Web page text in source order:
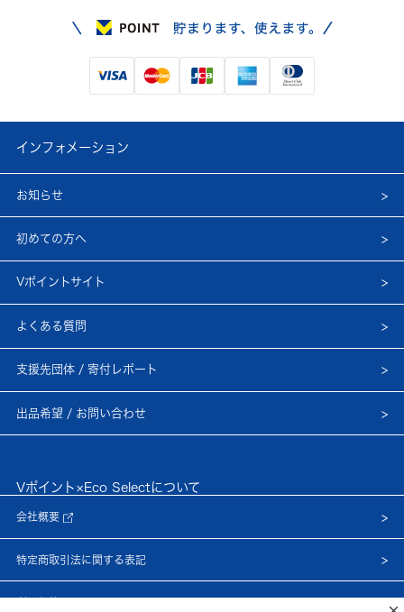
×
インフォメーション
お知らせ
初めての方へ
Vポイントサイト
よくある質問
支援先団体 / 寄付レポート
出品希望 / お問い合わせ
Vポイント×Eco Selectについて
会社概要
特定商取引法に関する表記